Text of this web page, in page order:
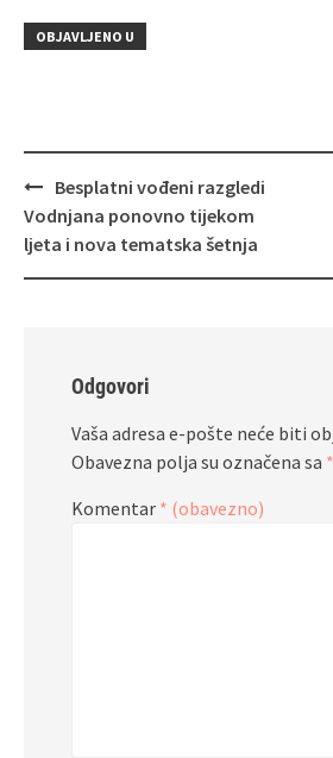
OBJAVLJENO U
Navigacija
objava
Besplatni vođeni razgledi
Vodnjana ponovno tijekom
ljeta i nova tematska šetnja
Odgovori
Vaša adresa e-pošte neće biti
Obavezna polja su označena sa
Komentar * (obavezno)